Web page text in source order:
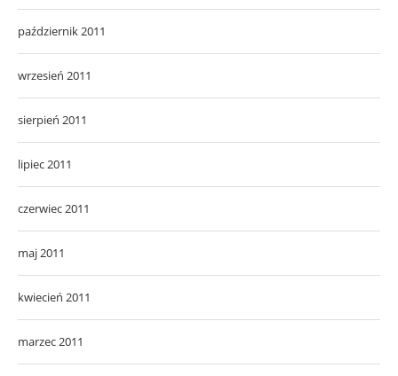
październik 2011
wrzesień 2011
sierpień 2011
lipiec 2011
czerwiec 2011
maj 2011
kwiecień 2011
marzec 2011